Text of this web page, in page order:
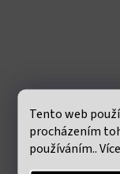
Tento web
procházením
používáním..